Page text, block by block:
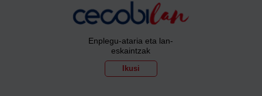
Enplegu-ataria eta lan-
eskaintzak
Ikusi